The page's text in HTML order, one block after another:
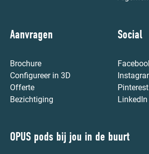
Aanvragen
Brochure
Configureer in 3D
Offerte
Bezichtiging
Social
Pinterest
LinkedIn
OPUS pods bij jou in de buurt